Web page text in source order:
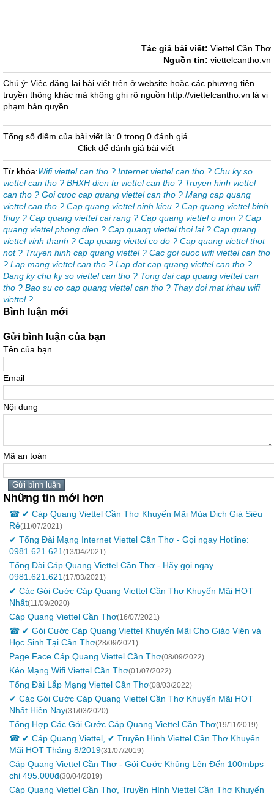
Tác giả bài viết: Viettel Cần Thơ
Nguồn tin: viettelcantho.vn
Chú ý: Việc đăng lại bài viết trên ở website hoặc các phương tiện
truyền thông khác mà không ghi rõ nguồn http://viettelcantho.vn là vi
phạm bản quyền
Tổng số điểm của bài viết là: 0 trong 0 đánh giá
Click để đánh giá bài viết
Từ khóa:Wifi viettel can tho ? Internet viettel can tho ? Chu ky so
viettel can tho ? BHXH dien tu viettel can tho ? Truyen hinh viettel
can tho ? Goi cuoc cap quang viettel can tho ? Mang cap quang
viettel can tho ? Cap quang viettel ninh kieu ? Cap quang viettel binh
thuy ? Cap quang viettel cai rang ? Cap quang viettel o mon ? Cap
quang viettel phong dien ? Cap quang viettel thoi lai ? Cap quang
viettel vinh thanh ? Cap quang viettel co do ? Cap quang viettel thot
not ? Truyen hinh cap quang viettel ? Cac goi cuoc wifi viettel can tho
? Lap mang viettel can tho ? Lap dat cap quang viettel can tho ?
Dang ky chu ky so viettel can tho ? Tong dai cap quang viettel can
tho ? Bao su co cap quang viettel can tho ? Thay doi mat khau wifi
viettel ?
Bình luận mới
Gửi bình luận của bạn
Tên của bạn
Email
Nội dung
Mã an toàn
Những tin mới hơn
☎ ✔ Cáp Quang Viettel Cần Thơ Khuyến Mãi Mùa Dịch Giá Siêu
Rẻ(11/07/2021)
✔ Tổng Đài Mạng Internet Viettel Cần Thơ - Gọi ngay Hotline:
0981.621.621 (13/04/2021)
Tổng Đài Cáp Quang Viettel Cần Thơ - Hãy gọi ngay
0981.621.621 (17/03/2021)
✔ Các Gói Cước Cáp Quang Viettel Cần Thơ Khuyến Mãi HOT
Nhất(11/09/2020)
Cáp Quang Viettel Cần Thơ(16/07/2021)
☎ ✔ Gói Cước Cáp Quang Viettel Khuyến Mãi Cho Giáo Viên và
Học Sinh Tại Cần Thơ(28/09/2021)
Page Face Cáp Quang Viettel Cần Thơ(08/09/2022)
Kéo Mạng Wifi Viettel Cần Thơ(01/07/2022)
Tổng Đài Lắp Mạng Viettel Cần Thơ(08/03/2022)
✔ Các Gói Cước Cáp Quang Viettel Cần Thơ Khuyến Mãi HOT
Nhất Hiện Nay(31/03/2020)
Tổng Hợp Các Gói Cước Cáp Quang Viettel Cần Thơ(19/11/2019)
☎ ✔‎ Cáp Quang Viettel, ✔‎ Truyền Hình Viettel Cần Thơ Khuyến
Mãi HOT Tháng 8/2019(31/07/2019)
Cáp Quang Viettel Cần Thơ - Gói Cước Khủng Lên Đến 100mbps
chỉ 495.000đ(30/04/2019)
Cáp Quang Viettel Cần Thơ, Truyền Hình Viettel Cần Thơ Khuyến